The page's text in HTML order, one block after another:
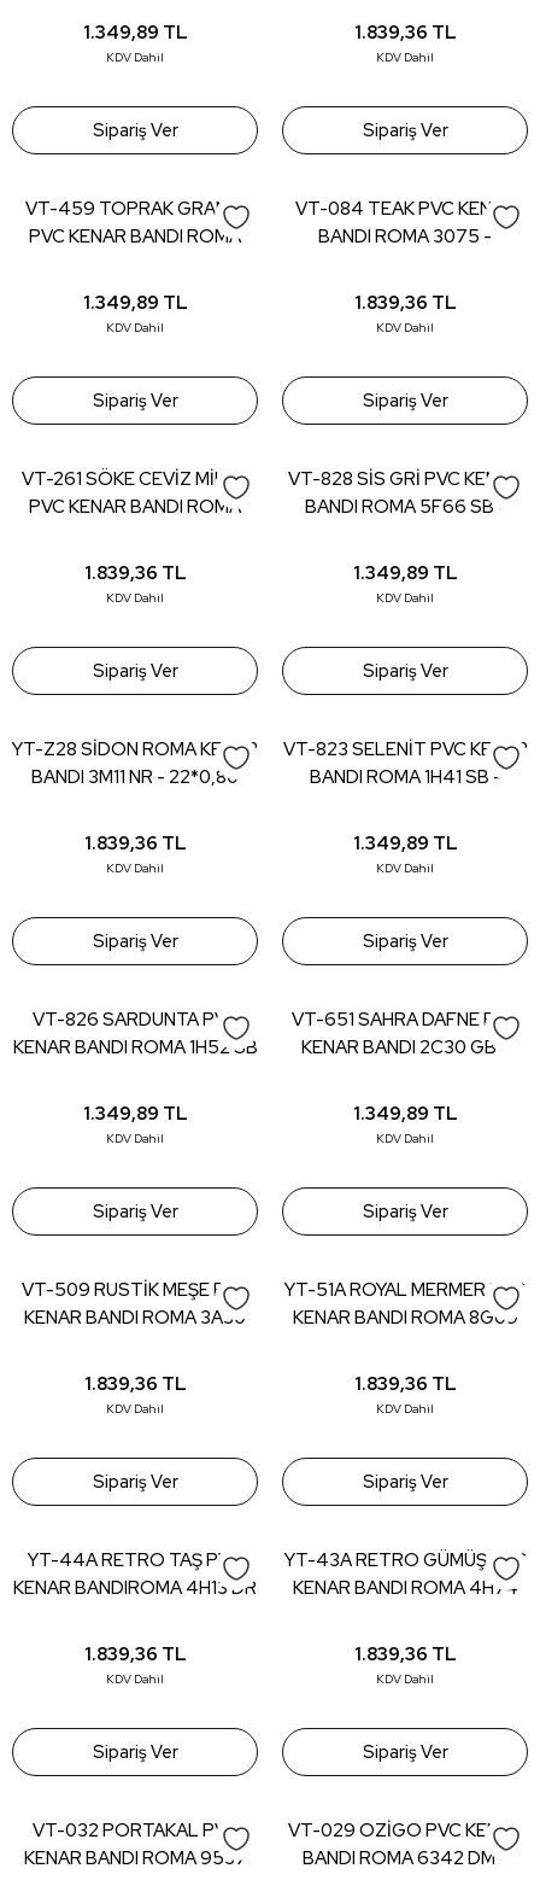
1.349,89 TL
KDV Dahil
Sipariş Ver
1.839,36 TL
KDV Dahil
Sipariş Ver
VT-459 TOPRAK GRANİT
PVC KENAR BANDI ROMA
1.349,89 TL
KDV Dahil
Sipariş Ver
VT-084 TEAK PVC KENAR
BANDI ROMA 3075 -
1.839,36 TL
KDV Dahil
Sipariş Ver
VT-261 SÖKE CEVİZ MİLAS
PVC KENAR BANDI ROMA
1.839,36 TL
KDV Dahil
Sipariş Ver
VT-828 SİS GRİ PVC KENAR
BANDI ROMA 5F66 SB -
1.349,89 TL
KDV Dahil
Sipariş Ver
YT-Z28 SİDON ROMA KENAR
BANDI 3M11 NR - 22*0,80
1.839,36 TL
KDV Dahil
Sipariş Ver
VT-823 SELENİT PVC KENAR
BANDI ROMA 1H41 SB -
1.349,89 TL
KDV Dahil
Sipariş Ver
VT-826 SARDUNTA PVC
KENAR BANDI ROMA 1H52 SB
1.349,89 TL
KDV Dahil
Sipariş Ver
VT-651 SAHRA DAFNE PVC
KENAR BANDI 2C30 GB -
1.349,89 TL
KDV Dahil
Sipariş Ver
VT-509 RUSTİK MEŞE PVC
KENAR BANDI ROMA 3A30
1.839,36 TL
KDV Dahil
Sipariş Ver
YT-51A ROYAL MERMER PVC
KENAR BANDI ROMA 8G09
1.839,36 TL
KDV Dahil
Sipariş Ver
YT-44A RETRO TAŞ PVC
KENAR BANDIROMA 4H13 DR
1.839,36 TL
KDV Dahil
Sipariş Ver
YT-43A RETRO GÜMÜŞ PVC
KENAR BANDI ROMA 4H74
1.839,36 TL
KDV Dahil
Sipariş Ver
VT-032 PORTAKAL PVC
KENAR BANDI ROMA 9537
VT-029 OZİGO PVC KENAR
BANDI ROMA 6342 DM -